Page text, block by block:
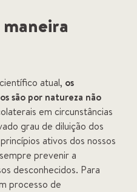
atual, os
são por natureza não
em circunstâncias
grau de diluição dos
ativos dos nossos
prevenir a
desconhecidos. Para
processo de